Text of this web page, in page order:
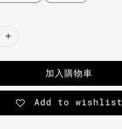
加入購物車
Add to wishlist